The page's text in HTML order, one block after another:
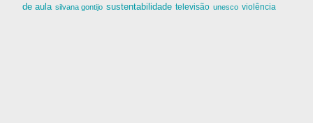
de aula silvana gontijo sustentabilidade televisão unesco violência